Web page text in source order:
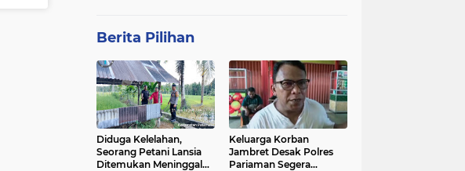
Berita Pilihan
Diduga Kelelahan,
Seorang Petani Lansia
Ditemukan Meninggal
Keluarga Korban
Jambret Desak Polres
Pariaman Segera